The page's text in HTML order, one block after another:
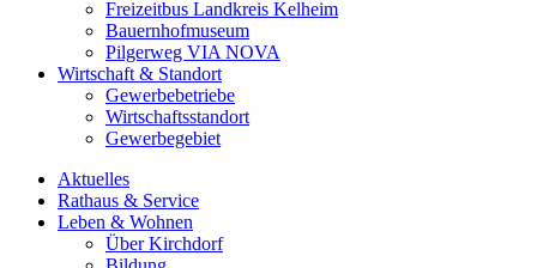
Freizeitbus Landkreis Kelheim
Bauernhofmuseum
Pilgerweg VIA NOVA
Wirtschaft & Standort
Gewerbebetriebe
Wirtschaftsstandort
Gewerbegebiet
Aktuelles
Rathaus & Service
Leben & Wohnen
Über Kirchdorf